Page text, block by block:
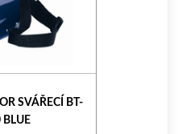
SVÁŘECÍ BT-
BLUE